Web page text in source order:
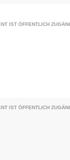
IST ÖFFENTLICH
IST ÖFFENTLICH